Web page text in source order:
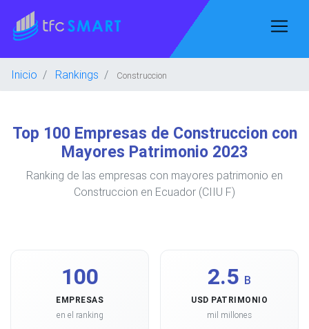
Inicio Rankings Construccion
Top 100 Empresas de Construccion con
Mayores Patrimonio 2023
Ranking de las empresas con mayores patrimonio en
Construccion en Ecuador (CIIU F)
100
EMPRESAS
en el ranking
2.5 B
USD PATRIMONIO
mil millones